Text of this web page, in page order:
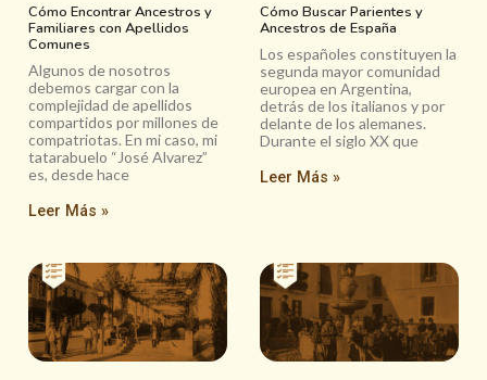
Cómo Encontrar Ancestros y
Familiares con Apellidos
Comunes
Algunos de nosotros
debemos cargar con la
complejidad de apellidos
compartidos por millones de
compatriotas. En mi caso, mi
tatarabuelo “José Alvarez”
es, desde hace
Leer Más »
Cómo Buscar Parientes y
Ancestros de España
Los españoles constituyen la
segunda mayor comunidad
europea en Argentina,
detrás de los italianos y por
delante de los alemanes.
Durante el siglo XX que
Leer Más »